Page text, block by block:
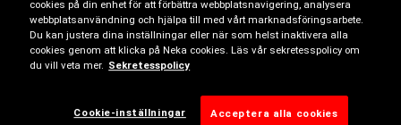
cookies på din enhet för att förbättra webbplatsnavigering, analysera
webbplatsanvändning och hjälpa till med vårt marknadsföringsarbete.
Du kan justera dina inställningar eller när som helst inaktivera alla
cookies genom att klicka på Neka cookies. Läs vår sekretesspolicy om
du vill veta mer. Sekretesspolicy
Cookie-inställningar Acceptera alla cookies